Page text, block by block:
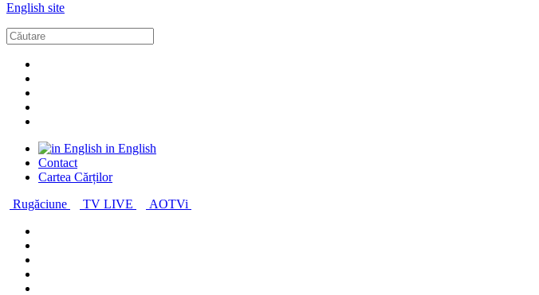
English site
in English
Contact
Cartea Cărților
Rugăciune
TV LIVE AOTVi